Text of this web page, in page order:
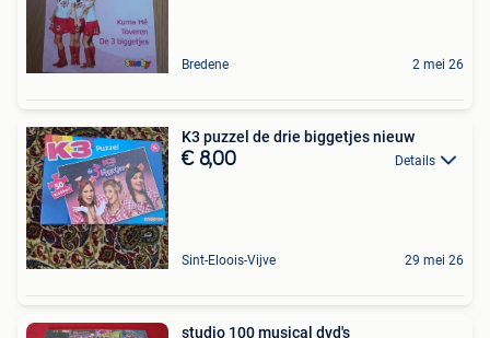
Bredene 2 mei 26
K3 puzzel de drie biggetjes nieuw
€ 8,00 Details
Sint-Eloois-Vijve 29 mei 26
studio 100 musical dvd's